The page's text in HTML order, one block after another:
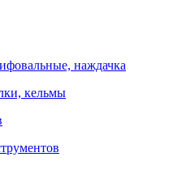
наждачка
кельмы